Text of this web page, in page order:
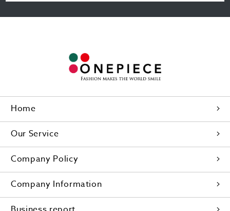
Home
Our Service
Company Policy
Company Information